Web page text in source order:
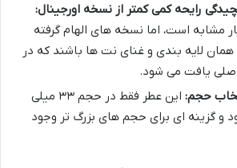
رایحه کمی کمتر از نسخه اورجینال:
مشابه است، اما نسخه های الهام گرفته
لایه بندی و غنای نت ها باشند که در
اصلی یافت می شود.
حجم:
این عطر فقط در حجم ۳۳ میلی
و گزینه ای برای حجم های بزرگ تر وجود